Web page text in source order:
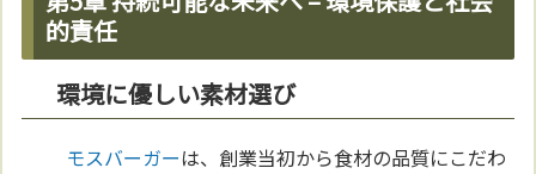
的責任
環境に優しい素材選び
モスバーガーは、創業当初から食材の品質にこだわ